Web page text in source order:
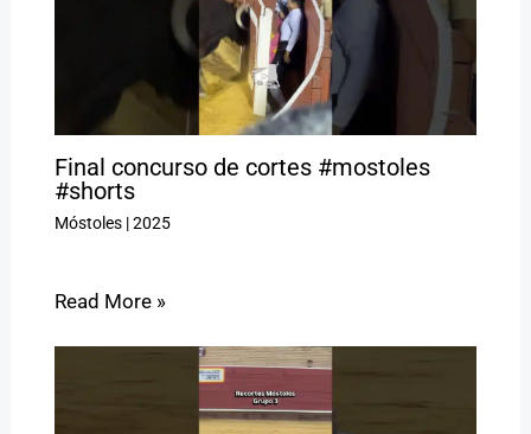
Final concurso de cortes #mostoles
#shorts
Móstoles|2025
Read More »